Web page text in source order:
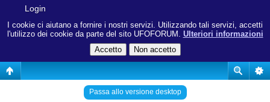
I cookie ci aiutano a fornire i nostri servizi. Utilizzando tali servizi, accetti
l'utilizzo dei cookie da parte del sito UFOFORUM. Ulteriori informazioni
Login
Passa allo versione desktop